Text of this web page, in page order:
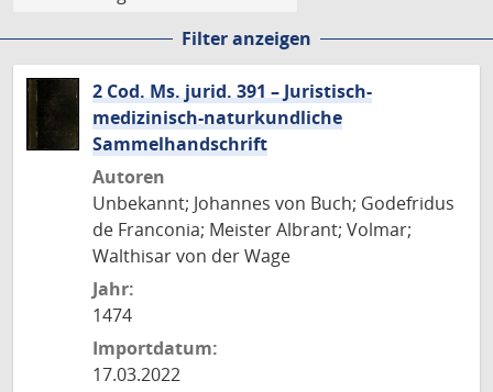
Filter anzeigen
2 Cod. Ms. jurid. 391 – Juristisch-
medizinisch-naturkundliche
Sammelhandschrift
Autoren
Unbekannt; Johannes von Buch; Godefridus
de Franconia; Meister Albrant; Volmar;
Walthisar von der Wage
Jahr:
1474
Importdatum:
17.03.2022